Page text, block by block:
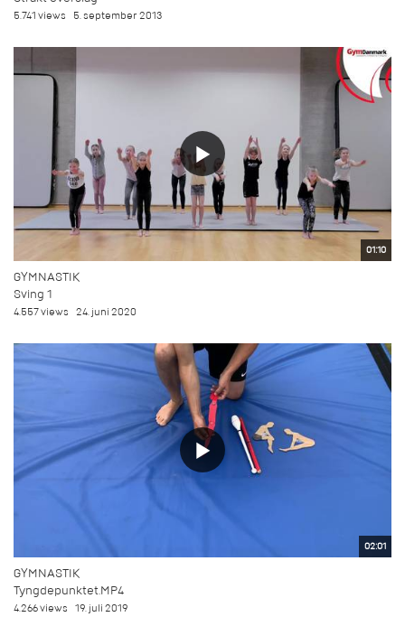
5.741 views 5. september 2013
01:10
GYMNASTIK
Sving 1
4.557 views 24. juni 2020
02:01
GYMNASTIK
Tyngdepunktet.MP4
4.266 views 19. juli 2019